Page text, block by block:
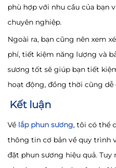
phù hợp với nhu cầu của bạn
chuyên nghiệp.
Ngoài ra, bạn cũng nên xem
phí, tiết kiệm năng lượng và
sương tốt sẽ giúp bạn tiết
hoạt động, đồng thời cũng dễ
Kết luận
Về lắp phun sương, tôi có thể
thông tin cơ bản về quy trình
đặt phun sương hiệu quả.